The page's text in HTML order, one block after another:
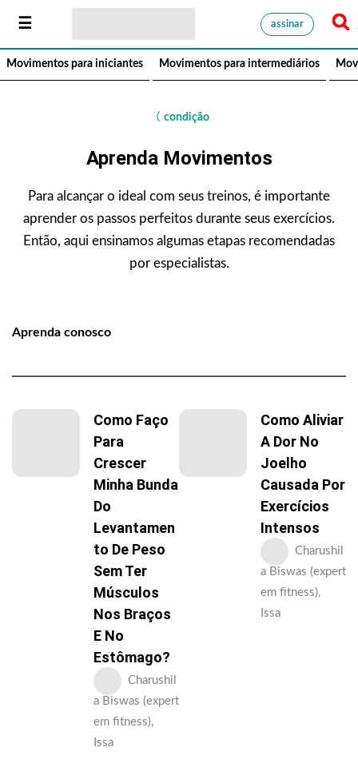
assinar
Movimentos para iniciantes Movimentos para intermediários
〈 condição
Aprenda Movimentos
Para alcançar o ideal com seus treinos, é importante
aprender os passos perfeitos durante seus exercícios.
Então, aqui ensinamos algumas etapas recomendadas
por especialistas.
Aprenda conosco
Como Faço
Para
Crescer
Minha Bunda
Do
Levantamen
To De Peso
Sem Ter
Músculos
Nos Braços
E No
Estômago?
Charushil
a Biswas (expert
em fitness),
Issa
Como Aliviar
A Dor No
Joelho
Causada Por
Exercícios
Intensos
Charushil
a Biswas (expert
em fitness),
Issa